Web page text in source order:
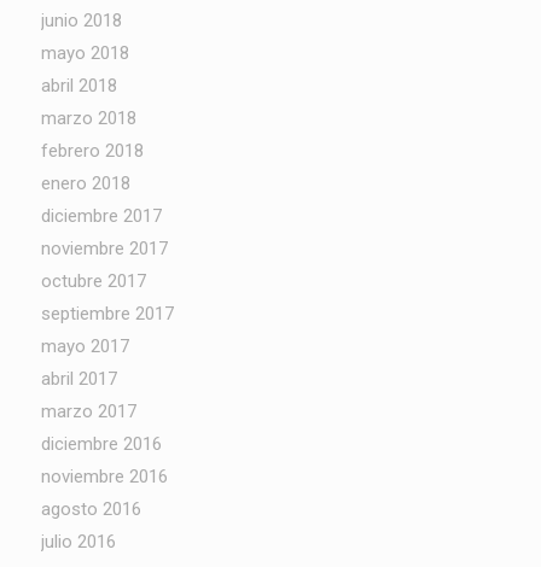
junio 2018
mayo 2018
abril 2018
marzo 2018
febrero 2018
enero 2018
diciembre 2017
noviembre 2017
octubre 2017
septiembre 2017
mayo 2017
abril 2017
marzo 2017
diciembre 2016
noviembre 2016
agosto 2016
julio 2016